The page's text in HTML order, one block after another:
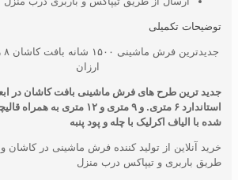
توضیحات تکمیلی
ارزان
جدید ترین طرح های فرش ماشینی بافت کاشان در
استاندارد ۶ متری. و ۹ متری و ۱۲ متری به
شده با الیاف اکرلیک با چله و پود پنبه
خرید آنلاین از تولید کننده فرش ماشینی در کاشان و
طریق باربری و تیپاکس درب منزل